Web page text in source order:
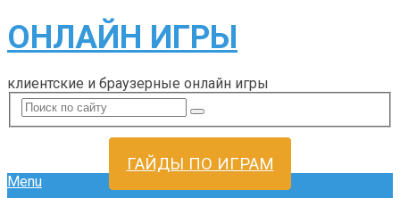
ОНЛАЙН ИГРЫ
клиентские и браузерные онлайн игры
ГАЙДЫ ПО ИГРАМ
Menu